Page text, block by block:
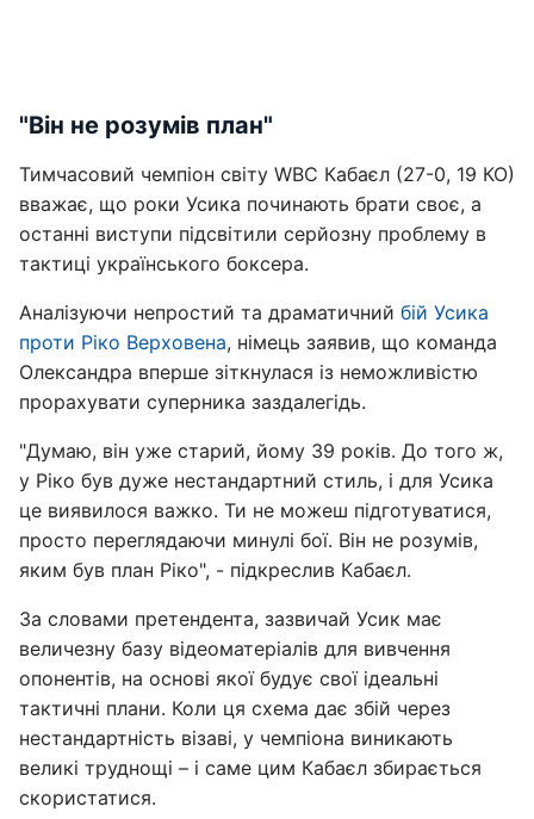
"Він не розумів план"
Тимчасовий чемпіон світу WBC Кабаєл (27-0, 19 КО)
вважає, що роки Усика починають брати своє, а
останні виступи підсвітили серйозну проблему в
тактиці українського боксера.
Аналізуючи непростий та драматичний бій Усика
проти Ріко Верховена, німець заявив, що команда
Олександра вперше зіткнулася із неможливістю
прорахувати суперника заздалегідь.
"Думаю, він уже старий, йому 39 років. До того ж,
у Ріко був дуже нестандартний стиль, і для Усика
це виявилося важко. Ти не можеш підготуватися,
просто переглядаючи минулі бої. Він не розумів,
яким був план Ріко", - підкреслив Кабаєл.
За словами претендента, зазвичай Усик має
величезну базу відеоматеріалів для вивчення
опонентів, на основі якої будує свої ідеальні
тактичні плани. Коли ця схема дає збій через
нестандартність візаві, у чемпіона виникають
великі труднощі – і саме цим Кабаєл збирається
скористатися.